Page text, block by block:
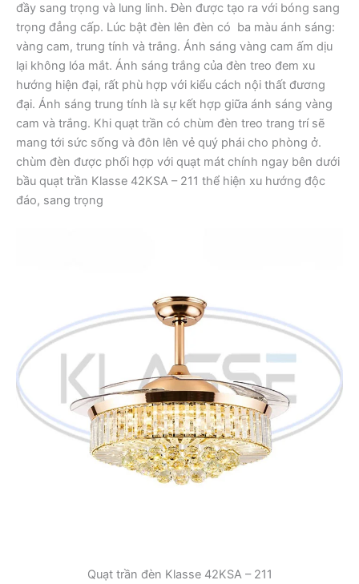
đầy sang trọng và lung linh. Đèn được tạo ra với bóng sang
trọng đẳng cấp. Lúc bật đèn lên đèn có ba màu ánh sáng:
vàng cam, trung tính và trắng. Ánh sáng vàng cam ấm dịu
lại không lóa mắt. Ánh sáng trắng của đèn treo đem xu
hướng hiện đại, rất phù hợp với kiểu cách nội thất đương
đại. Ánh sáng trung tính là sự kết hợp giữa ánh sáng vàng
cam và trắng. Khi quạt trần có chùm đèn treo trang trí sẽ
mang tới sức sống và đôn lên vẻ quý phái cho phòng ở.
chùm đèn được phối hợp với quạt mát chính ngay bên dưới
bầu quạt trần Klasse 42KSA – 211 thể hiện xu hướng độc
đáo, sang trọng
Quạt trần đèn Klasse 42KSA – 211